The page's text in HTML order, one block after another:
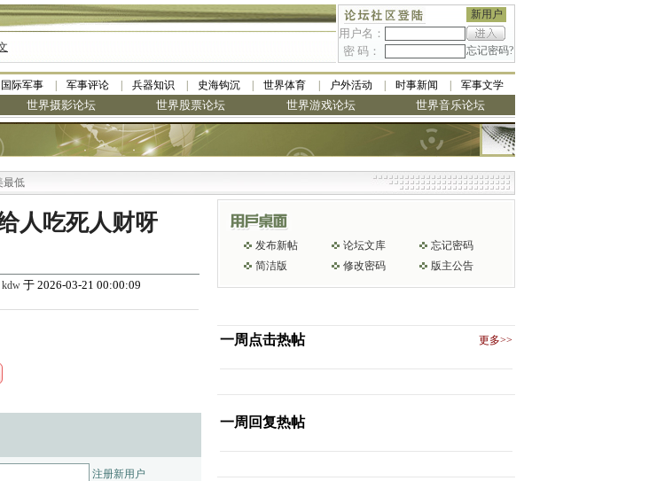
新用户
用户名：
密 码：
忘记密码?
国际军事 军事评论 兵器知识 史海钩沉 世界体育 户外活动 时事新闻 军事文学
世界摄影论坛 世界股票论坛 世界游戏论坛 世界音乐论坛
人吃死人财呀
kdw 于 2026-03-21 00:00:09
注册新用户
发布新帖 论坛文库
忘记密码
简洁版
修改密码 版主公告
一周点击热帖 更多>>
一周回复热帖